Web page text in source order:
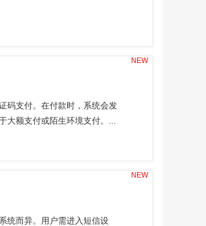
码支付。在付款时，系统会发
大额支付或陌生环境支付。...
NEW
统而异。用户需进入短信设
NEW